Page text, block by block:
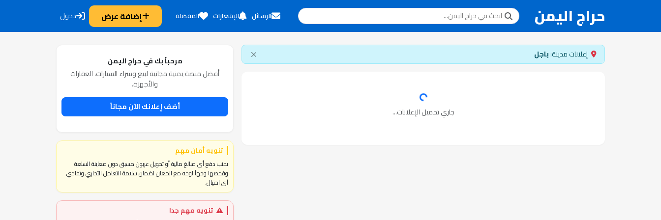
حراج اليمن الرسائل الإشعارات المفضلة إضافة عرض دخول
إعلانات مدينة:باجل
جاري تحميل الإعلانات...
مرحباً بك في حراج اليمن
أفضل منصة يمنية مجانية لبيع وشراء السيارات، العقارات
والأجهزة.
أضف إعلانك الآن مجاناً
تنويه أمان مهم
تجنب دفع أي مبالغ مالية أو تحويل عربون مسبق دون معاينة السلعة
وفحصها وجهاً لوجه مع المعلن لضمان سلامة التعامل التجاري وتفادي
أي احتيال.
تنويه مهم جدا